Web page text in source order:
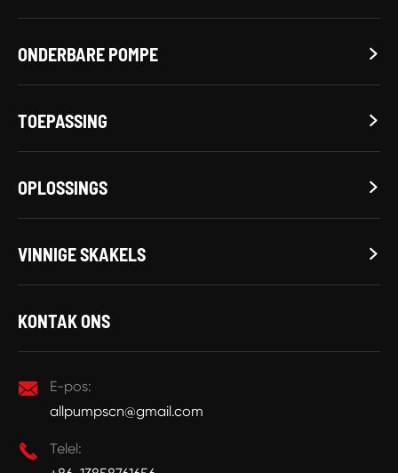
ONDERBARE POMPE 
TOEPASSING 
OPLOSSINGS 
VINNIGE SKAKELS 
KONTAK ONS

E-pos:
allpumpscn@gmail.com

Telel: